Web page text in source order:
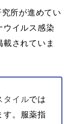
所が進めてい
ウイルス感染
されていま
タイルでは
す。服薬指